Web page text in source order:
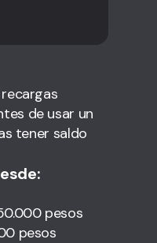
de usar un
tener saldo
pesos
pesos